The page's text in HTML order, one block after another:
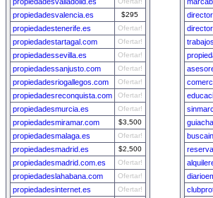
propiedadesvalencia.es $295
propiedadestenerife.es Ofertar!
propiedadestartagal.com Ofertar!
propiedadessevilla.es Ofertar!
propiedadessanjusto.com Ofertar!
propiedadesriogallegos.com Ofertar!
propiedadesreconquista.com Ofertar!
propiedadesmurcia.es Ofertar!
propiedadesmiramar.com $3,500
propiedadesmalaga.es Ofertar!
propiedadesmadrid.es $2,500
propiedadesmadrid.com.es Ofertar!
propiedadeslahabana.com Ofertar!
propiedadesinternet.es Ofertar!